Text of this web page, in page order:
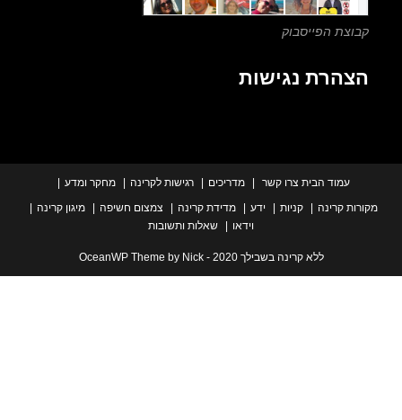
הפייסבוק
נגישות
עמוד הבית צרו קשר מדריכים רגישות לקרינה
מחקר ומדע
קרינה
קניות ידע מדידת קרינה צמצום חשיפה
מיגון קרינה
שאלות ותשובות
ללא קרינה בשבילך 2020 - OceanWP Theme by Nick